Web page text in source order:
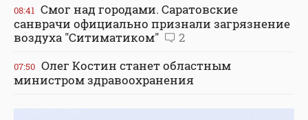
08:41 Смог над городами. Саратовские
санврачи официально признали загрязнение
воздуха "Ситиматиком"
2
07:50 Олег Костин станет областным
министром здравоохранения